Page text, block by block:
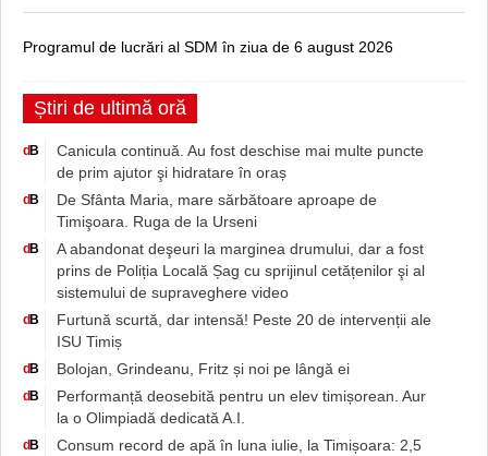
Programul de lucrări al SDM în ziua de 6 august 2026
Știri de ultimă oră
dB
Canicula continuă. Au fost deschise mai multe puncte
de prim ajutor şi hidratare în oraș
dB
De Sfânta Maria, mare sărbătoare aproape de
Timişoara. Ruga de la Urseni
dB
A abandonat deşeuri la marginea drumului, dar a fost
prins de Poliția Locală Șag cu sprijinul cetățenilor şi al
sistemului de supraveghere video
dB
Furtună scurtă, dar intensă! Peste 20 de intervenții ale
ISU Timiș
dB Bolojan, Grindeanu, Fritz și noi pe lângă ei
dB
Performanță deosebită pentru un elev timișorean. Aur
la o Olimpiadă dedicată A.I.
dB
Consum record de apă în luna iulie, la Timișoara: 2,5